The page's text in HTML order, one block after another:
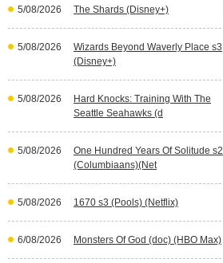
5/08/2026 The Shards (Disney+)
5/08/2026
Wizards Beyond Waverly Place s3
(Disney+)
5/08/2026
Hard Knocks: Training With The
Seattle Seahawks (d
5/08/2026
One Hundred Years Of Solitude s2
(Columbiaans)(Net
5/08/2026 1670 s3 (Pools) (Netflix)
6/08/2026 Monsters Of God (doc) (HBO Max)